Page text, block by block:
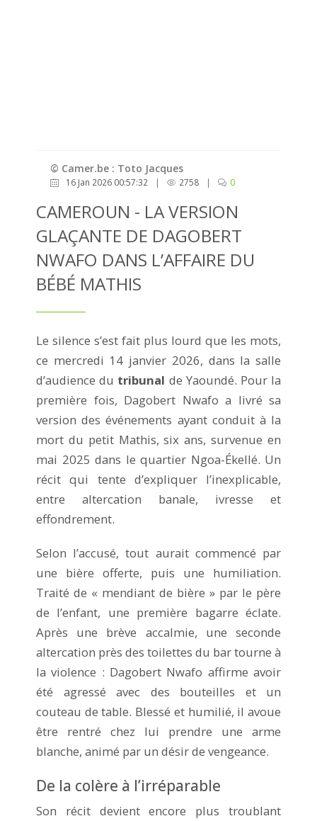
© Camer.be : Toto Jacques
16 Jan 2026 00:57:32 | 2758 | 0
CAMEROUN - LA VERSION
GLAÇANTE DE DAGOBERT
NWAFO DANS L’AFFAIRE DU
BÉBÉ MATHIS
Le silence s’est fait plus lourd que les mots,
ce mercredi 14 janvier 2026, dans la salle
d’audience du tribunal de Yaoundé. Pour la
première fois, Dagobert Nwafo a livré sa
version des événements ayant conduit à la
mort du petit Mathis, six ans, survenue en
mai 2025 dans le quartier Ngoa-Ékellé. Un
récit qui tente d’expliquer l’inexplicable,
entre altercation banale, ivresse et
effondrement.
Selon l’accusé, tout aurait commencé par
une bière offerte, puis une humiliation.
Traité de « mendiant de bière » par le père
de l’enfant, une première bagarre éclate.
Après une brève accalmie, une seconde
altercation près des toilettes du bar tourne à
la violence : Dagobert Nwafo affirme avoir
été agressé avec des bouteilles et un
couteau de table. Blessé et humilié, il avoue
être rentré chez lui prendre une arme
blanche, animé par un désir de vengeance.
De la colère à l’irréparable
Son récit devient encore plus troublant